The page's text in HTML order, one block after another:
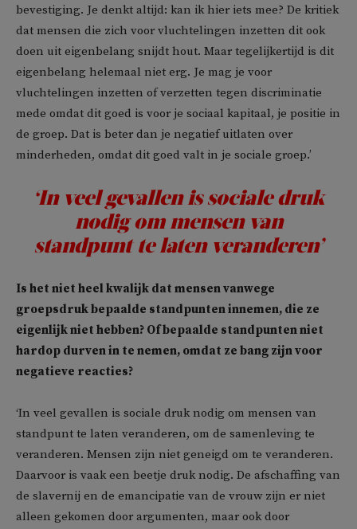
bevestiging. Je denkt altijd: kan ik hier iets mee? De kritiek
dat mensen die zich voor vluchtelingen inzetten dit ook
doen uit eigenbelang snijdt hout. Maar tegelijkertijd is dit
eigenbelang helemaal niet erg. Je mag je voor
vluchtelingen inzetten of verzetten tegen discriminatie
mede omdat dit goed is voor je sociaal kapitaal, je positie in
de groep. Dat is beter dan je negatief uitlaten over
minderheden, omdat dit goed valt in je sociale groep.’
‘In veel gevallen is sociale druk
nodig om mensen van
standpunt te laten veranderen’
Is het niet heel kwalijk dat mensen vanwege
groepsdruk bepaalde standpunten innemen, die ze
eigenlijk niet hebben? Of bepaalde standpunten niet
hardop durven in te nemen, omdat ze bang zijn voor
negatieve reacties?
‘In veel gevallen is sociale druk nodig om mensen van
standpunt te laten veranderen, om de samenleving te
veranderen. Mensen zijn niet geneigd om te veranderen.
Daarvoor is vaak een beetje druk nodig. De afschaffing van
de slavernij en de emancipatie van de vrouw zijn er niet
alleen gekomen door argumenten, maar ook door